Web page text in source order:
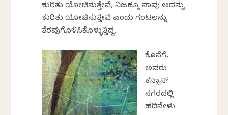
ಕುರಿತು ಯೋಚಿಸುತ್ತೇವೆ, ನಿಜಕ್ಕೂ ನಾವು ಅದನ್ನು
ಕುರಿತು ಯೋಚಿಸುತ್ತೇವೆ ಎಂದು ಗಂಟಲನ್ನು
ತೆರವುಗೊಳಿಸಿಕೊಳ್ಳುತ್ತಿದ್ದ.
ಕೊನೆಗೆ,
ಅವರು
ಕನ್ಸಾಸ್
ನಗರದಲ್ಲಿ
ಹದಿನೇಳು